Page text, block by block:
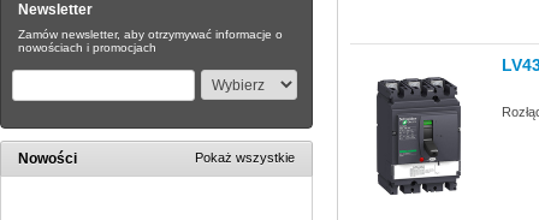
Newsletter
Zamów newsletter, aby otrzymywać informacje o
nowościach i promocjach
Nowości Pokaż wszystkie